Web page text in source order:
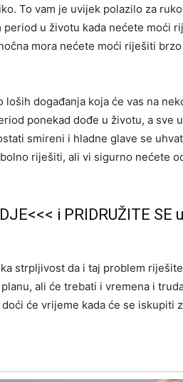
To vam je uvijek polazilo za
period u životu kada nećete moći
mora nećete moći riješiti
loših događanja koja će vas na
ponekad dođe u životu, a sve
smireni i hladne glave se
riješiti, ali vi sigurno nećete
i PRIDRUŽITE SE
strpljivost da i taj problem
ali će trebati i vremena i
će vrijeme kada će se iskupiti